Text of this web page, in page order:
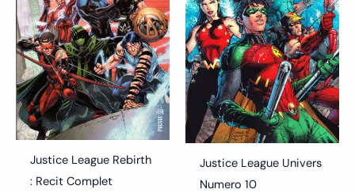
Justice League Rebirth
: Recit Complet
Justice League Univers
Numero 10